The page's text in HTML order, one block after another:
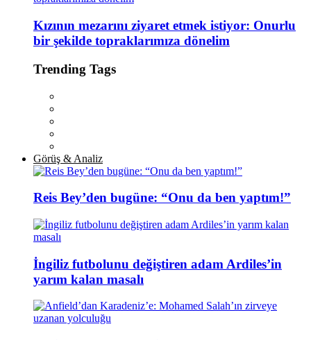
Kızının mezarını ziyaret etmek istiyor: Onurlu
bir şekilde topraklarımıza dönelim
Trending Tags
Görüş & Analiz
Reis Bey’den bugüne: “Onu da ben yaptım!”
İngiliz futbolunu değiştiren adam Ardiles’in
yarım kalan masalı